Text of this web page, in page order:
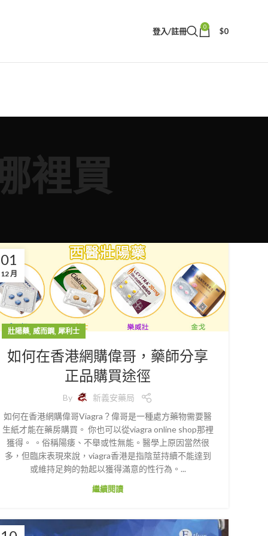
登入/註冊 0 $0
裡買
01
12 月
壯陽藥, 威而鋼, 犀利士
如何在香港網購偉哥，藥師分享
正品購買途徑
By
新義安藥局
如何在香港網購偉哥Viagra？偉哥是一種處方藥物需要醫
生紙才能在藥房購買。 你也可以從viagra online shop那裡
獲得。 。俗稱陽痿、不舉或性無能。醫學上原因當然很
多，但臨床表現來說，viagra香港是指陰莖持續不能達到
或維持足夠的勃起以獲得滿意的性行為。...
繼續閱讀